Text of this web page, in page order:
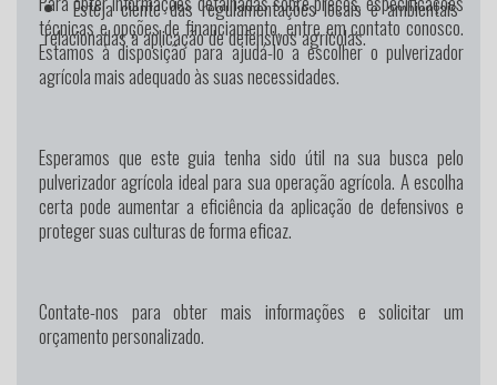
Esteja ciente das regulamentações locais e ambientais
relacionadas à aplicação de defensivos agrícolas.
técnicas e opções de financiamento, entre em contato conosco.
Estamos à disposição para ajudá-lo a escolher o pulverizador
agrícola mais adequado às suas necessidades.
Esperamos que este guia tenha sido útil na sua busca pelo
pulverizador agrícola ideal para sua operação agrícola. A escolha
certa pode aumentar a eficiência da aplicação de defensivos e
proteger suas culturas de forma eficaz.
Contate-nos para obter mais informações e solicitar um
orçamento personalizado.